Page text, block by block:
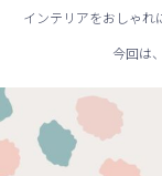
インテリアをおしゃれ
今回は
☔ 雨の日でも